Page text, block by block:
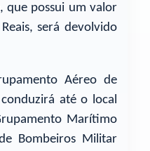
que possui um valor
será devolvido
Aéreo de
até o local
Marítimo
Bombeiros Militar